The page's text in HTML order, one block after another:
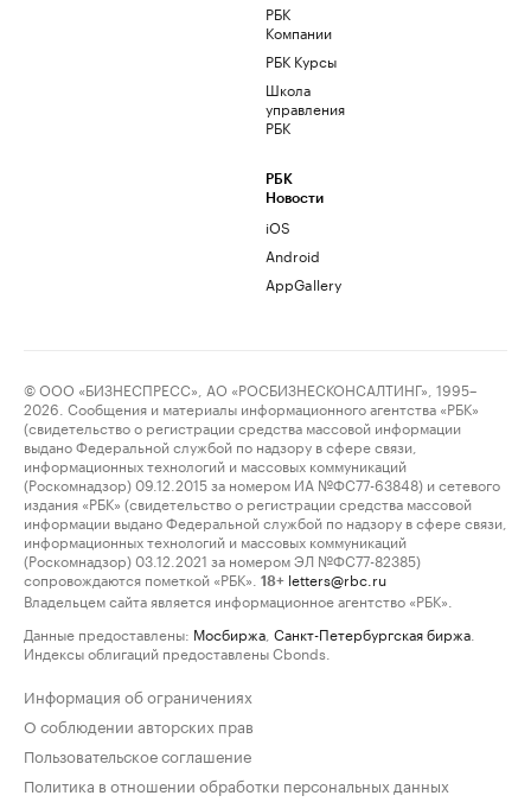
РБК
Компании
РБК Курсы
Школа
управления
РБК
РБК
Новости
iOS
Android
AppGallery
© ООО «БИЗНЕСПРЕСС», АО «РОСБИЗНЕСКОНСАЛТИНГ», 1995–
2026. Сообщения и материалы информационного агентства «РБК»
(свидетельство о регистрации средства массовой информации
выдано Федеральной службой по надзору в сфере связи,
информационных технологий и массовых коммуникаций
(Роскомнадзор) 09.12.2015 за номером ИА №ФС77-63848) и сетевого
издания «РБК» (свидетельство о регистрации средства массовой
информации выдано Федеральной службой по надзору в сфере связи,
информационных технологий и массовых коммуникаций
(Роскомнадзор) 03.12.2021 за номером ЭЛ №ФС77-82385)
сопровождаются пометкой «РБК».
18+ letters@rbc.ru
Владельцем сайта является информационное агентство «РБК».
Данные предоставлены: Мосбиржа Санкт-Петербургская биржа
Индексы облигаций предоставлены Cbonds.
Информация об ограничениях
О соблюдении авторских прав
Пользовательское соглашение
Политика в отношении обработки персональных данных